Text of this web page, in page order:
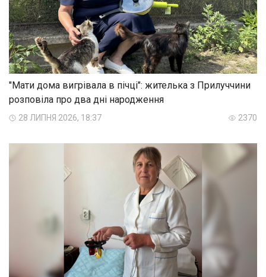
"Мати дома вигрівала в пічці": жителька з Прилуччини
розповіла про два дні народження
28 ЛИПНЯ 2026, 18:37 2370